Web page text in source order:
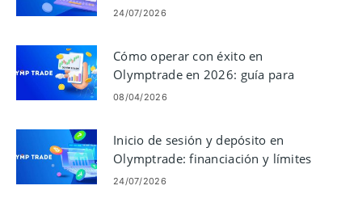
24/07/2026
Cómo operar con éxito en
Olymptrade en 2026: guía para
principiantes y control de riesgos
08/04/2026
Inicio de sesión y depósito en
Olymptrade: financiación y límites
paso a paso
24/07/2026